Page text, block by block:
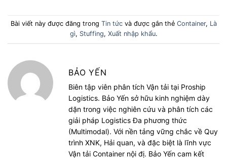
Bài viết này được đăng trong Tin tứcvà được gắn thẻ Container, Là
gì, Stuffing, Xuất nhập khẩu.
BẢO YẾN
Biên tập viên phân tích Vận tải tại Proship
Logistics. Bảo Yến sở hữu kinh nghiệm dày
dặn trong việc nghiên cứu và phân tích các
giải pháp Logistics Đa phương thức
(Multimodal). Với nền tảng vững chắc về Quy
trình XNK, Hải quan, và đặc biệt là lĩnh vực
Vận tải Container nội đị. Bảo Yến cam kết